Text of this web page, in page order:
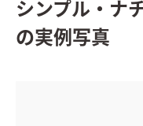
シンプル・ナ
の実例写真